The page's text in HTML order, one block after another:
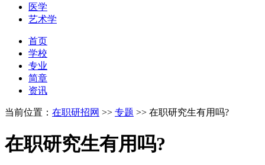
医学
艺术学
首页
学校
专业
简章
资讯
当前位置： 在职研招网 >> 专题 >> 在职研究生有用吗?
在职研究生有用吗?